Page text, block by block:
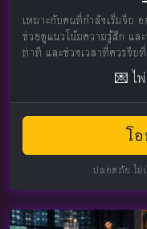
เหมาะกับคนที่กำลังเริ่มจีบ
ช่วยดูแนวโน้มความรู้สึก แ
ท่าที และช่วงเวลาที่ควรจีบ
💌 ไ
โ
ปลอดภัย ไม่